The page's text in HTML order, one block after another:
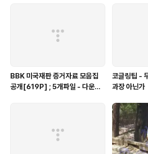
BBK 미국재판 증거자료 모음집
공개[619P] ; 5개파일 - 다운로
코글링팁 -
과장 아닌가